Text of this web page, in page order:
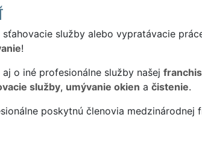
služby alebo vypratávacie
!
o iné profesionálne služby našej
služby, umývanie okien a čistenie.
poskytnú členovia medzinárodnej